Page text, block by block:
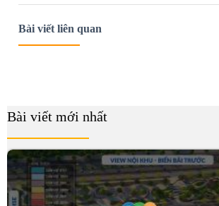
Bài viết liên quan
Bài viết mới nhất